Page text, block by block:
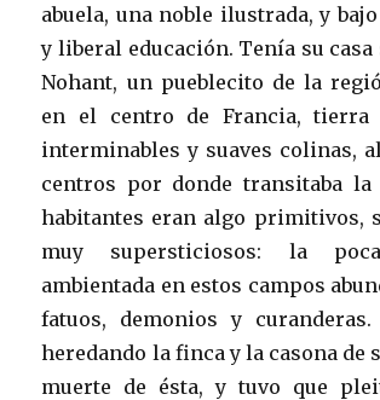
abuela, una noble ilustrada, y
y liberal educación. Tenía su
Nohant, un pueblecito de la
en el centro de Francia, tierra
interminables y suaves colinas,
centros por donde transitaba la
habitantes eran algo primitivos,
muy supersticiosos: la
ambientada en estos campos
fatuos, demonios y curanderas.
heredando la finca y la casona de
muerte de ésta, y tuvo que